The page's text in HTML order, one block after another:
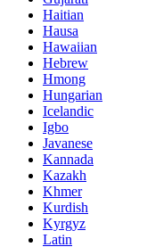
Haitian
Hausa
Hawaiian
Hebrew
Hmong
Hungarian
Icelandic
Igbo
Javanese
Kannada
Kazakh
Khmer
Kurdish
Kyrgyz
Latin